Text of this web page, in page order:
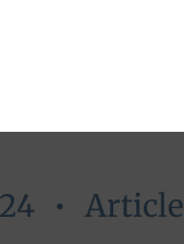
• Article